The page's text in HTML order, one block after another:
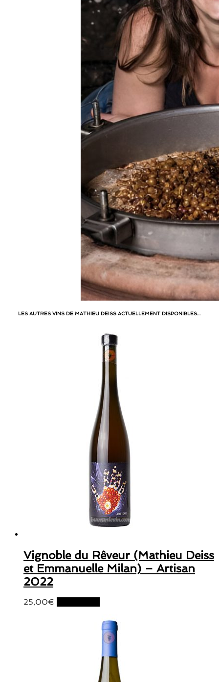
LES AUTRES VINS DE MATHIEU DEISS ACTUELLEMENT DISPONIBLES…
Vignoble du Rêveur (Mathieu Deiss
et Emmanuelle Milan) – Artisan
2022
25,00€